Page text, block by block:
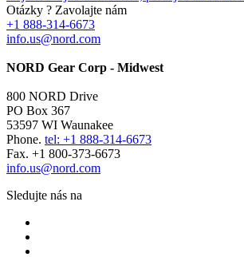
Otázky ? Zavolajte nám
+1 888-314-6673
info.us@nord.com
NORD Gear Corp - Midwest
800 NORD Drive
PO Box 367
53597 WI Waunakee
Phone. tel: +1 888-314-6673
Fax. +1 800-373-6673
info.us@nord.com
Sledujte nás na